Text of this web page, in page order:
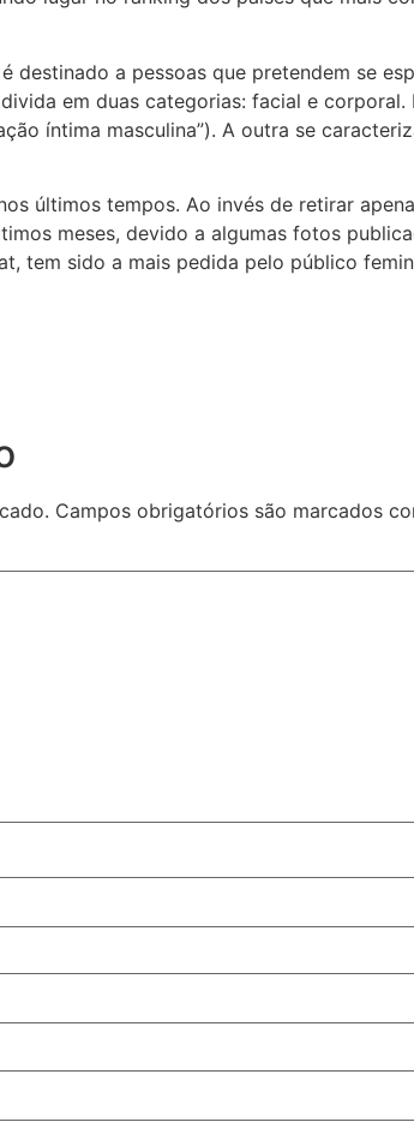
destinado a pessoas que pretendem se
em duas categorias: facial e
íntima masculina”). A outra se
últimos tempos. Ao invés de retirar
meses, devido a algumas fotos
tem sido a mais pedida pelo público
Campos obrigatórios são marcados